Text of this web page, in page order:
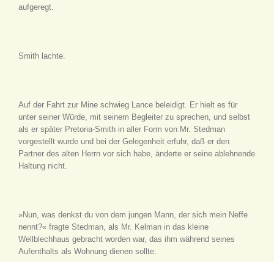
aufgeregt.
Smith lachte.
Auf der Fahrt zur Mine schwieg Lance beleidigt. Er hielt es für
unter seiner Würde, mit seinem Begleiter zu sprechen, und selbst
als er später Pretoria-Smith in aller Form von Mr. Stedman
vorgestellt wurde und bei der Gelegenheit erfuhr, daß er den
Partner des alten Herrn vor sich habe, änderte er seine ablehnende
Haltung nicht.
»Nun, was denkst du von dem jungen Mann, der sich mein Neffe
nennt?« fragte Stedman, als Mr. Kelman in das kleine
Wellblechhaus gebracht worden war, das ihm während seines
Aufenthalts als Wohnung dienen sollte.